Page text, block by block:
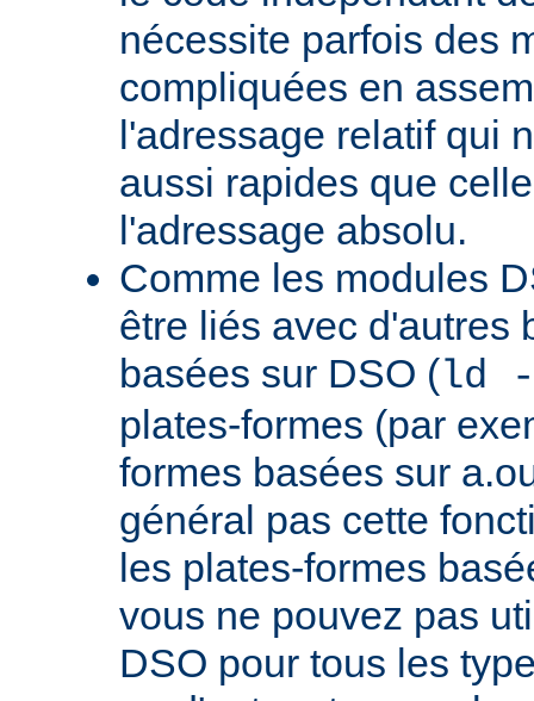
nécessite parfois des
compliquées en
l'adressage relatif qui
aussi rapides que
l'adressage absolu.
Comme les modules
être liés avec d'autres
basées sur DSO (ld
plates-formes (par
formes basées sur
général pas cette
les plates-formes
vous ne pouvez pas
DSO pour tous les